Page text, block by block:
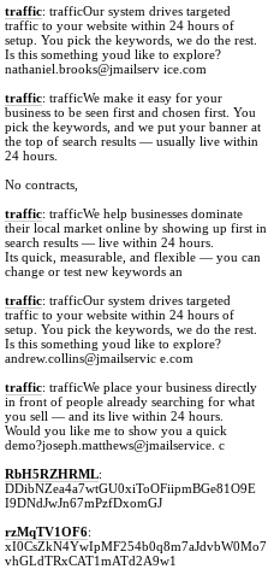
traffic: trafficOur system drives targeted
traffic to your website within 24 hours of
setup. You pick the keywords, we do the rest.
Is this something youd like to explore?
nathaniel.brooks@jmailserv ice.com
traffic: trafficWe make it easy for your
business to be seen first and chosen first. You
pick the keywords, and we put your banner at
the top of search results — usually live within
24 hours.
No contracts,
traffic: trafficWe help businesses dominate
their local market online by showing up first in
search results — live within 24 hours.
Its quick, measurable, and flexible — you can
change or test new keywords an
traffic: trafficOur system drives targeted
traffic to your website within 24 hours of
setup. You pick the keywords, we do the rest.
Is this something youd like to explore?
andrew.collins@jmailservic e.com
traffic: trafficWe place your business directly
in front of people already searching for what
you sell — and its live within 24 hours.
Would you like me to show you a quick
demo?joseph.matthews@jmailservice. c
RbH5RZHRML:
DDibNZea4a7wtGU0xiToOFiipmBGe81O9E
I9DNdJwJn67mPzfDxomGJ
rzMqTV1OF6:
xI0CsZkN4YwIpMF254b0q8m7aJdvbW0Mo7
vhGLdTRxCAT1mATd2A9w1